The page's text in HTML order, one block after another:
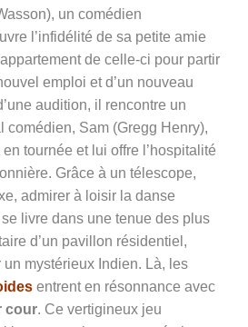
un comédien
l’infidélité de sa petite amie
de celle-ci pour partir
emploi et d’un nouveau
audition, il rencontre un
comédien, Sam (Gregg Henry),
tournée et lui offre l’hospitalité
Grâce à un télescope,
admirer à loisir la danse
livre dans une tenue des plus
d’un pavillon résidentiel,
mystérieux Indien. Là, les
entrent en résonnance avec
cour. Ce vertigineux jeu